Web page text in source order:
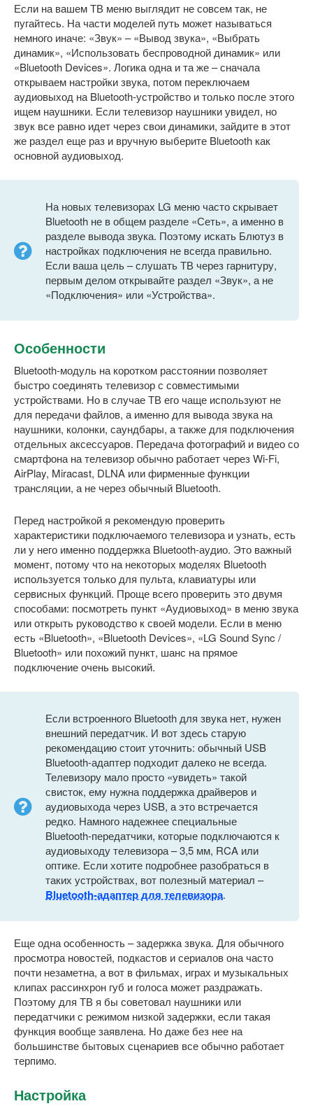
Если на вашем ТВ меню выглядит не совсем так, не
пугайтесь. На части моделей путь может называться
немного иначе: «Звук» – «Вывод звука», «Выбрать
динамик», «Использовать беспроводной динамик» или
«Bluetooth Devices». Логика одна и та же – сначала
открываем настройки звука, потом переключаем
аудиовыход на Bluetooth-устройство и только после этого
ищем наушники. Если телевизор наушники увидел, но
звук все равно идет через свои динамики, зайдите в этот
же раздел еще раз и вручную выберите Bluetooth как
основной аудиовыход.
На новых телевизорах LG меню часто скрывает
Bluetooth не в общем разделе «Сеть», а именно в
разделе вывода звука. Поэтому искать Блютуз в
настройках подключения не всегда правильно.
Если ваша цель – слушать ТВ через гарнитуру,
первым делом открывайте раздел «Звук», а не
«Подключения» или «Устройства».
Особенности
Bluetooth-модуль на коротком расстоянии позволяет
быстро соединять телевизор с совместимыми
устройствами. Но в случае ТВ его чаще используют не
для передачи файлов, а именно для вывода звука на
наушники, колонки, саундбары, а также для подключения
отдельных аксессуаров. Передача фотографий и видео со
смартфона на телевизор обычно работает через Wi-Fi,
AirPlay, Miracast, DLNA или фирменные функции
трансляции, а не через обычный Bluetooth.
Перед настройкой я рекомендую проверить
характеристики подключаемого телевизора и узнать, есть
ли у него именно поддержка Bluetooth-аудио. Это важный
момент, потому что на некоторых моделях Bluetooth
используется только для пульта, клавиатуры или
сервисных функций. Проще всего проверить это двумя
способами: посмотреть пункт «Аудиовыход» в меню звука
или открыть руководство к своей модели. Если в меню
есть «Bluetooth», «Bluetooth Devices», «LG Sound Sync /
Bluetooth» или похожий пункт, шанс на прямое
подключение очень высокий.
Если встроенного Bluetooth для звука нет, нужен
внешний передатчик. И вот здесь старую
рекомендацию стоит уточнить: обычный USB
Bluetooth-адаптер подходит далеко не всегда.
Телевизору мало просто «увидеть» такой
свисток, ему нужна поддержка драйверов и
аудиовыхода через USB, а это встречается
редко. Намного надежнее специальные
Bluetooth-передатчики, которые подключаются к
аудиовыходу телевизора – 3,5 мм, RCA или
оптике. Если хотите подробнее разобраться в
таких устройствах, вот полезный материал –
Bluetooth-адаптер для телевизора.
Еще одна особенность – задержка звука. Для обычного
просмотра новостей, подкастов и сериалов она часто
почти незаметна, а вот в фильмах, играх и музыкальных
клипах рассинхрон губ и голоса может раздражать.
Поэтому для ТВ я бы советовал наушники или
передатчики с режимом низкой задержки, если такая
функция вообще заявлена. Но даже без нее на
большинстве бытовых сценариев все обычно работает
терпимо.
Настройка